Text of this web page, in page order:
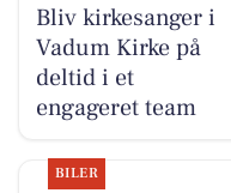
Bliv kirkesanger i
Vadum Kirke på
deltid i et
engageret team
BILER